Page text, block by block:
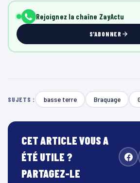
Rejoignez la chaîne ZayActu
S'ABONNER
SUJETS : basse terre Braquage
CET ARTICLE VOUS A
ÉTÉ UTILE ?
PARTAGEZ-LE